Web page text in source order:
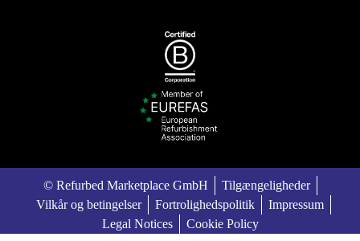
© Refurbed Marketplace GmbH
Tilgængeligheder
Vilkår og betingelser
Fortrolighedspolitik
Impressum
Legal Notices
Cookie Policy